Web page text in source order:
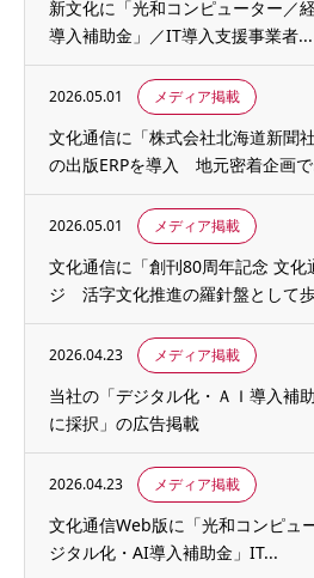
新文化に「光和コンピューター／
導入補助金」／IT導入支援事業者...
2026.05.01 メディア掲載
文化通信に「株式会社北海道新聞
の出版ERPを導入 地元密着企画
2026.05.01 メディア掲載
文化通信に「創刊80周年記念 文化
ジ 活字文化推進の羅針盤として
2026.04.23 メディア掲載
当社の「デジタル化・ＡＩ導入
に採択」の広告掲載
2026.04.23 メディア掲載
文化通信Web版に「光和コンピ
ジタル化・AI導入補助金」IT...